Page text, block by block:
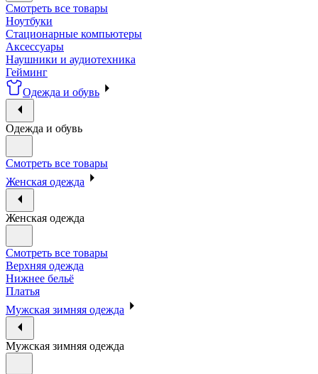
Смотреть все товары
Ноутбуки
Стационарные компьютеры
Аксессуары
Наушники и аудиотехника
Гейминг
Одежда и обувь
Одежда и обувь
Смотреть все товары
Женская одежда
Женская одежда
Смотреть все товары
Верхняя одежда
Нижнее бельё
Платья
Мужская зимняя одежда
Мужская зимняя одежда